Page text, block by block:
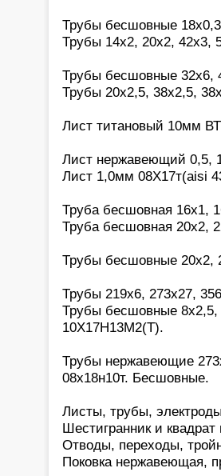
Трубы бесшовные
Трубы 14х2, 20х2, 42х3,
Трубы бесшовные 32х6,
Трубы 20х2,5, 38х2,5,
Лист титановый 10мм
Лист нержавеющий 0,5,
Лист 1,0мм 08Х17т(aisi
Труба бесшовная 16х1,
Труба бесшовная 20х2,
Трубы бесшовные 20х2,
Трубы 219х6, 273х27,
Трубы бесшовные 8х2,5,
10Х17Н13М2(Т).
Трубы нержавеющие
08х18н10т. Бесшовные.
Листы, трубы,
Шестигранник и
Отводы, переходы,
Поковка нержавеющая,